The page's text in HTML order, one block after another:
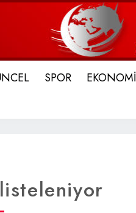
SPOR EKONOMİ